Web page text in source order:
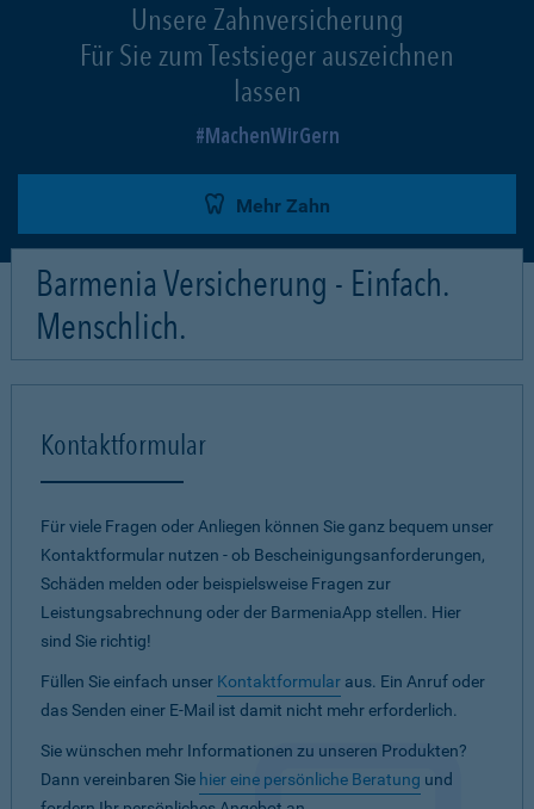
Unsere Zahnversicherung
Für Sie zum Testsieger auszeichnen
lassen
MachenWirGern
Mehr Zahn
Barmenia Versicherung - Einfach.
Menschlich.
Kontaktformular
Für viele Fragen oder Anliegen können Sie ganz bequem unser
Kontaktformular nutzen - ob Bescheinigungsanforderungen,
Schäden melden oder beispielsweise Fragen zur
Leistungsabrechnung oder der BarmeniaApp stellen. Hier
sind Sie richtig!
Füllen Sie einfach unser Kontaktformular aus. Ein Anruf oder
das Senden einer E-Mail ist damit nicht mehr erforderlich.
Sie wünschen mehr Informationen zu unseren Produkten?
Dann vereinbaren Sie hier eine persönliche Beratung und